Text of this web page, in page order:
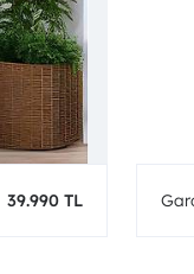
39.990 TL